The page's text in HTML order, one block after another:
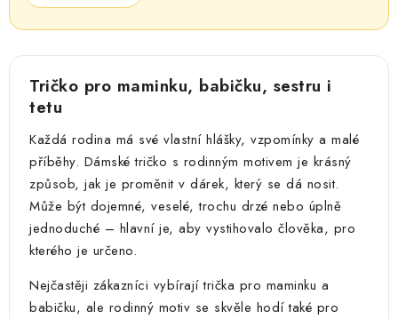
Tričko pro maminku, babičku, sestru i
tetu
Každá rodina má své vlastní hlášky, vzpomínky a malé
příběhy. Dámské tričko s rodinným motivem je krásný
způsob, jak je proměnit v dárek, který se dá nosit.
Může být dojemné, veselé, trochu drzé nebo úplně
jednoduché – hlavní je, aby vystihovalo člověka, pro
kterého je určeno.
Nejčastěji zákazníci vybírají trička pro maminku a
babičku, ale rodinný motiv se skvěle hodí také pro